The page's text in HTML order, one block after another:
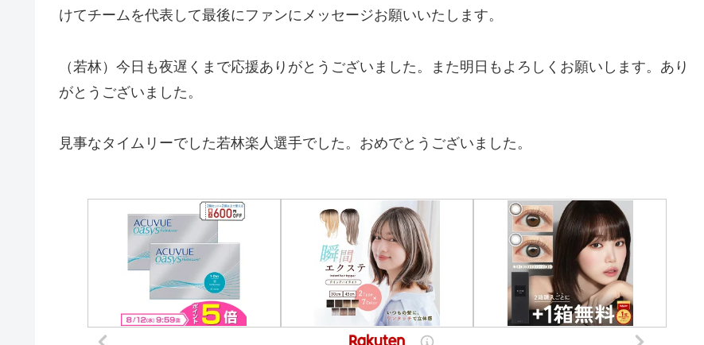
けてチームを代表して最後にファンにメッセージお願いいたします。
（若林）今日も夜遅くまで応援ありがとうございました。また明日もよろしくお願いします。あり
がとうございました。
見事なタイムリーでした若林楽人選手でした。おめでとうございました。